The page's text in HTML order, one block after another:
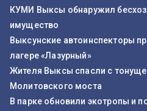
КУМИ Выксы обнаружил
имущество
Выксунские автоинспекторы
лагере «Лазурный»
Жителя Выксы спасли с
Молитовского моста
В парке обновили экотропы и